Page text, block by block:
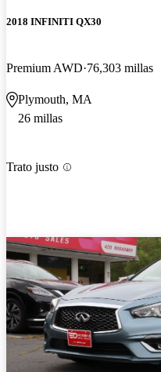
2018 INFINITI QX30
Premium AWD 76,303 millas
Plymouth, MA
26 millas
Trato justo